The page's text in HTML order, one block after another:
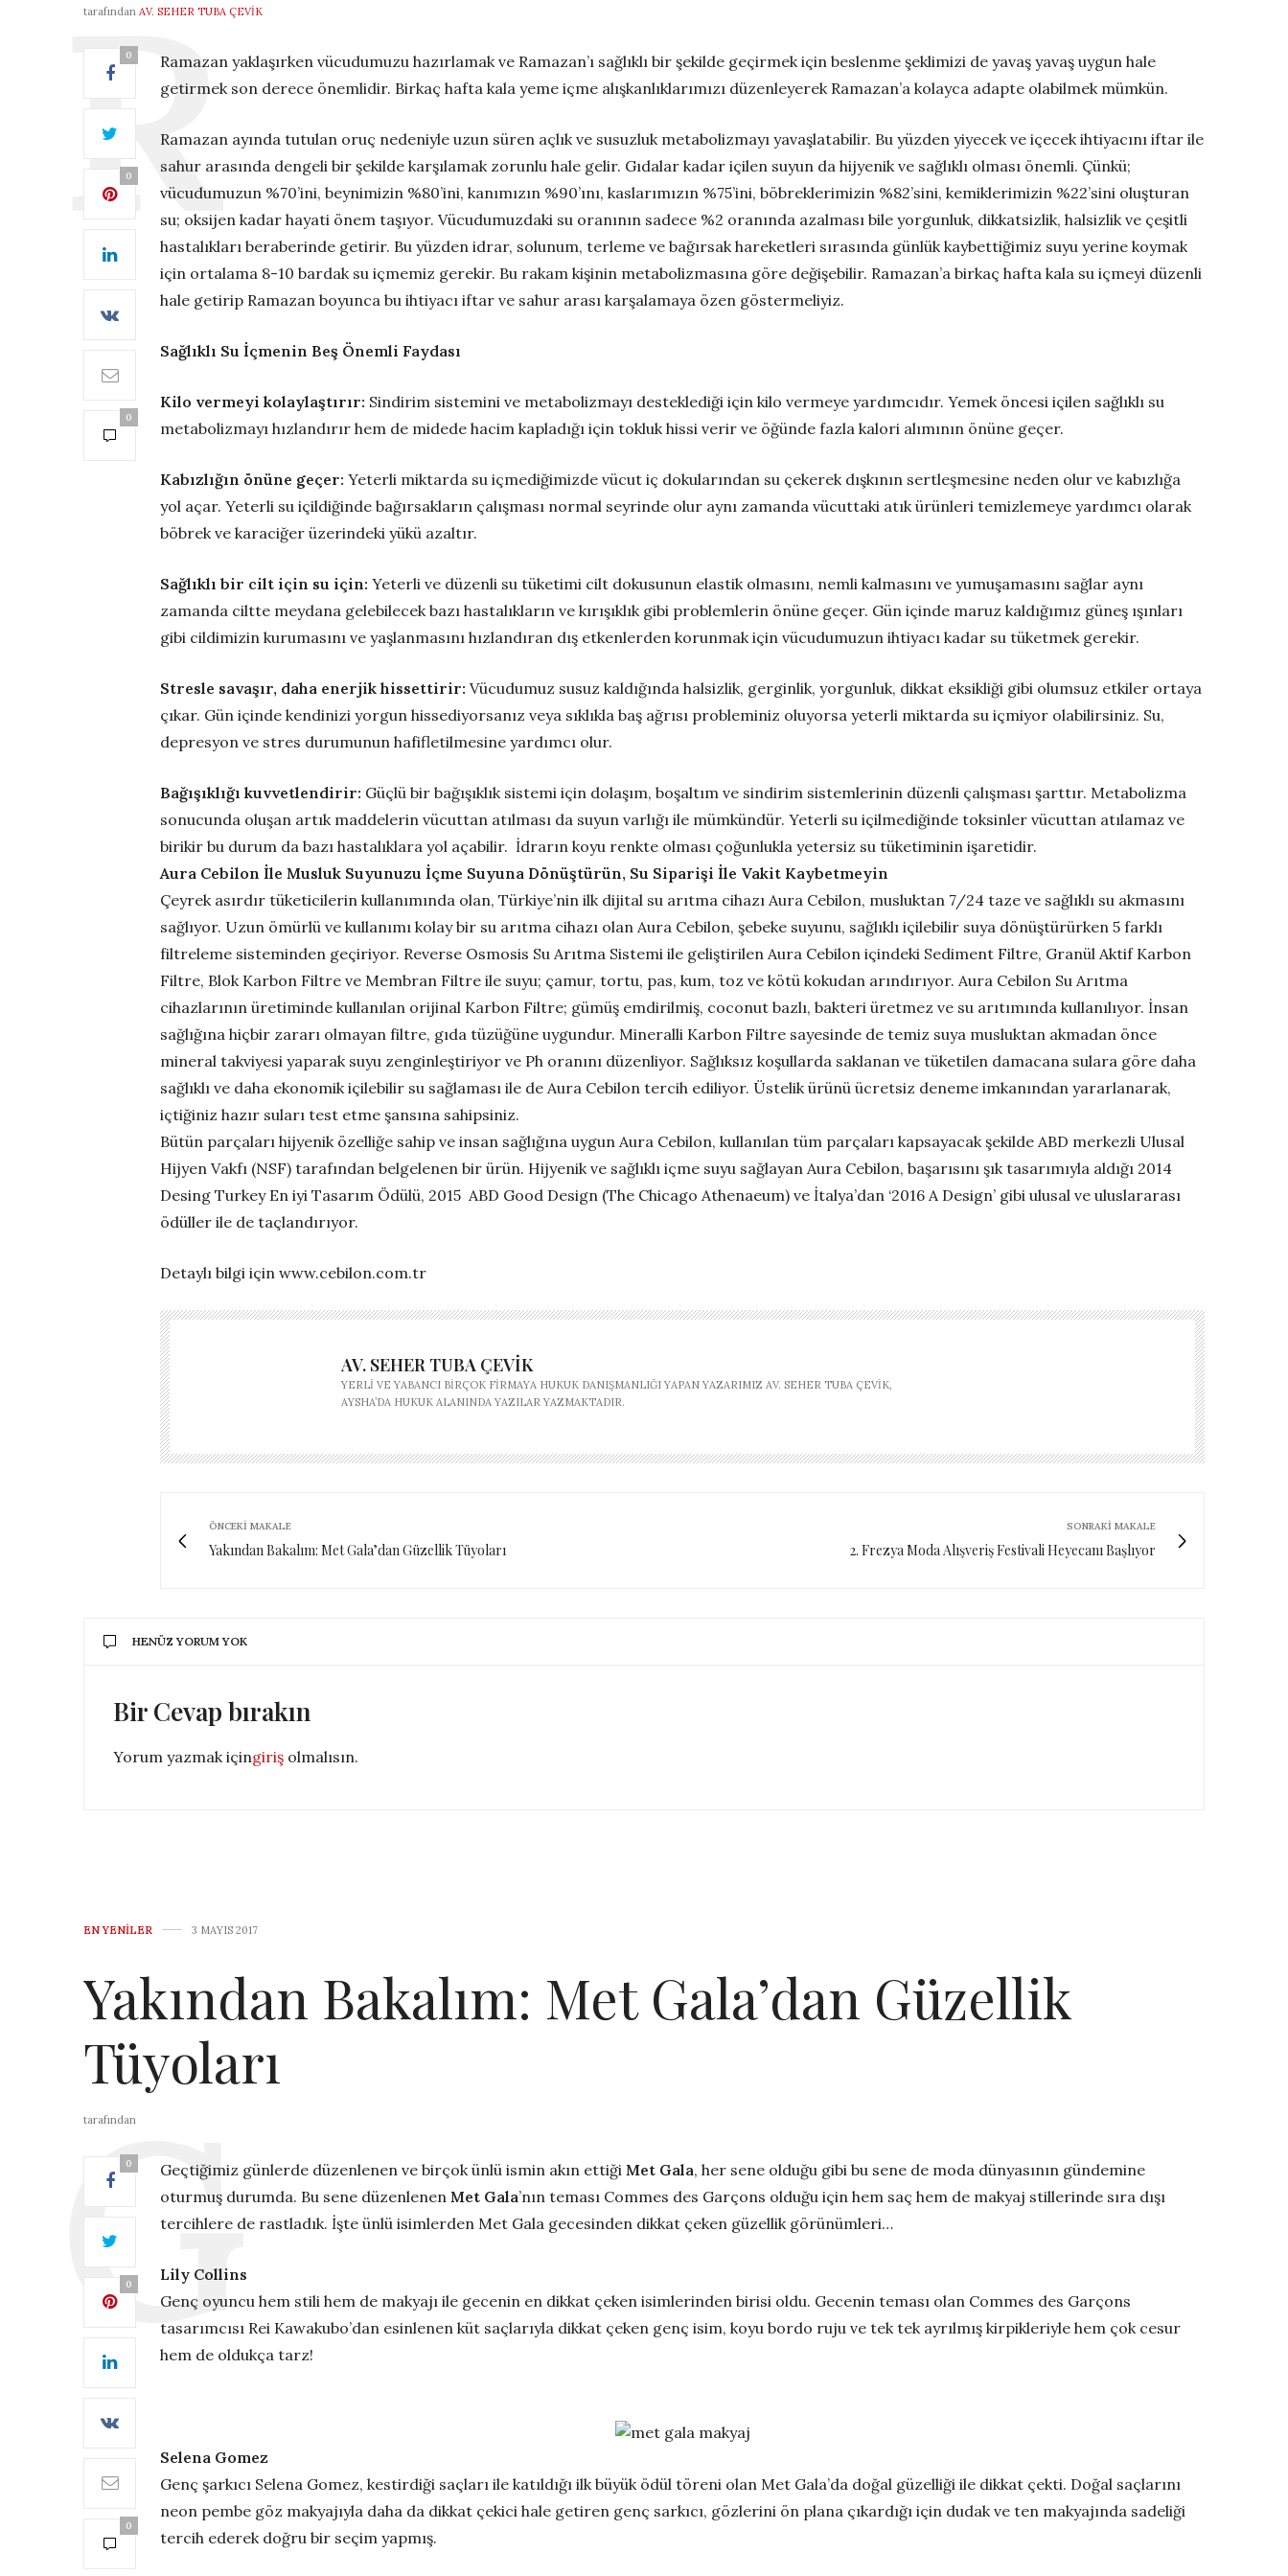
tarafından AV. SEHER TUBA ÇEVIK
0
0
0
Ramazan yaklaşırken vücudumuzu hazırlamak ve Ramazan’ı sağlıklı bir şekilde geçirmek için beslenme şeklimizi de yavaş yavaş uygun hale
getirmek son derece önemlidir. Birkaç hafta kala yeme içme alışkanlıklarımızı düzenleyerek Ramazan’a kolayca adapte olabilmek mümkün.
Ramazan ayında tutulan oruç nedeniyle uzun süren açlık ve susuzluk metabolizmayı yavaşlatabilir. Bu yüzden yiyecek ve içecek ihtiyacını iftar ile
sahur arasında dengeli bir şekilde karşılamak zorunlu hale gelir. Gıdalar kadar içilen suyun da hijyenik ve sağlıklı olması önemli. Çünkü;
vücudumuzun %70’ini, beynimizin %80’ini, kanımızın %90’ını, kaslarımızın %75’ini, böbreklerimizin %82’sini, kemiklerimizin %22’sini oluşturan
su; oksijen kadar hayati önem taşıyor. Vücudumuzdaki su oranının sadece %2 oranında azalması bile yorgunluk, dikkatsizlik, halsizlik ve çeşitli
hastalıkları beraberinde getirir. Bu yüzden idrar, solunum, terleme ve bağırsak hareketleri sırasında günlük kaybettiğimiz suyu yerine koymak
için ortalama 8-10 bardak su içmemiz gerekir. Bu rakam kişinin metabolizmasına göre değişebilir. Ramazan’a birkaç hafta kala su içmeyi düzenli
hale getirip Ramazan boyunca bu ihtiyacı iftar ve sahur arası karşalamaya özen göstermeliyiz.
Sağlıklı Su İçmenin Beş Önemli Faydası
Kilo vermeyi kolaylaştırır: Sindirim sistemini ve metabolizmayı desteklediği için kilo vermeye yardımcıdır. Yemek öncesi içilen sağlıklı su
metabolizmayı hızlandırır hem de midede hacim kapladığı için tokluk hissi verir ve öğünde fazla kalori alımının önüne geçer.
Kabızlığın önüne geçer: Yeterli miktarda su içmediğimizde vücut iç dokularından su çekerek dışkının sertleşmesine neden olur ve kabızlığa
yol açar. Yeterli su içildiğinde bağırsakların çalışması normal seyrinde olur aynı zamanda vücuttaki atık ürünleri temizlemeye yardımcı olarak
böbrek ve karaciğer üzerindeki yükü azaltır.
Sağlıklı bir cilt için su için: Yeterli ve düzenli su tüketimi cilt dokusunun elastik olmasını, nemli kalmasını ve yumuşamasını sağlar aynı
zamanda ciltte meydana gelebilecek bazı hastalıkların ve kırışıklık gibi problemlerin önüne geçer. Gün içinde maruz kaldığımız güneş ışınları
gibi cildimizin kurumasını ve yaşlanmasını hızlandıran dış etkenlerden korunmak için vücudumuzun ihtiyacı kadar su tüketmek gerekir.
Stresle savaşır, daha enerjik hissettirir: Vücudumuz susuz kaldığında halsizlik, gerginlik, yorgunluk, dikkat eksikliği gibi olumsuz etkiler ortaya
çıkar. Gün içinde kendinizi yorgun hissediyorsanız veya sıklıkla baş ağrısı probleminiz oluyorsa yeterli miktarda su içmiyor olabilirsiniz. Su,
depresyon ve stres durumunun hafifletilmesine yardımcı olur.
Bağışıklığı kuvvetlendirir: Güçlü bir bağışıklık sistemi için dolaşım, boşaltım ve sindirim sistemlerinin düzenli çalışması şarttır. Metabolizma
sonucunda oluşan artık maddelerin vücuttan atılması da suyun varlığı ile mümkündür. Yeterli su içilmediğinde toksinler vücuttan atılamaz ve
birikir bu durum da bazı hastalıklara yol açabilir. İdrarın koyu renkte olması çoğunlukla yetersiz su tüketiminin işaretidir.
Aura Cebilon İle Musluk Suyunuzu İçme Suyuna Dönüştürün, Su Siparişi İle Vakit Kaybetmeyin
Çeyrek asırdır tüketicilerin kullanımında olan, Türkiye’nin ilk dijital su arıtma cihazı Aura Cebilon, musluktan 7/24 taze ve sağlıklı su akmasını
sağlıyor. Uzun ömürlü ve kullanımı kolay bir su arıtma cihazı olan Aura Cebilon, şebeke suyunu, sağlıklı içilebilir suya dönüştürürken 5 farklı
filtreleme sisteminden geçiriyor. Reverse Osmosis Su Arıtma Sistemi ile geliştirilen Aura Cebilon içindeki Sediment Filtre, Granül Aktif Karbon
Filtre, Blok Karbon Filtre ve Membran Filtre ile suyu; çamur, tortu, pas, kum, toz ve kötü kokudan arındırıyor. Aura Cebilon Su Arıtma
cihazlarının üretiminde kullanılan orijinal Karbon Filtre; gümüş emdirilmiş, coconut bazlı, bakteri üretmez ve su arıtımında kullanılıyor. İnsan
sağlığına hiçbir zararı olmayan filtre, gıda tüzüğüne uygundur. Mineralli Karbon Filtre sayesinde de temiz suya musluktan akmadan önce
mineral takviyesi yaparak suyu zenginleştiriyor ve Ph oranını düzenliyor. Sağlıksız koşullarda saklanan ve tüketilen damacana sulara göre daha
sağlıklı ve daha ekonomik içilebilir su sağlaması ile de Aura Cebilon tercih ediliyor. Üstelik ürünü ücretsiz deneme imkanından yararlanarak,
içtiğiniz hazır suları test etme şansına sahipsiniz.
Bütün parçaları hijyenik özelliğe sahip ve insan sağlığına uygun Aura Cebilon, kullanılan tüm parçaları kapsayacak şekilde ABD merkezli Ulusal
Hijyen Vakfı (NSF) tarafından belgelenen bir ürün. Hijyenik ve sağlıklı içme suyu sağlayan Aura Cebilon, başarısını şık tasarımıyla aldığı 2014
Desing Turkey En iyi Tasarım Ödülü, 2015 ABD Good Design (The Chicago Athenaeum) ve İtalya’dan ‘2016 A Design’ gibi ulusal ve uluslararası
ödüller ile de taçlandırıyor.
Detaylı bilgi için www.cebilon.com.tr
AV. SEHER TUBA ÇEVIK
YERLI VE YABANCI BIRÇOK FIRMAYA HUKUK DANIŞMANLIĞI YAPAN YAZARIMIZ AV. SEHER TUBA ÇEVIK,
AYSHA’DA HUKUK ALANINDA YAZILAR YAZMAKTADIR.
ÖNCEKI MAKALE
Yakından Bakalım: Met Gala’dan Güzellik Tüyoları
SONRAKI MAKALE
2. Frezya Moda Alışveriş Festivali Heyecanı Başlıyor
HENÜZ YORUM YOK
Bir Cevap bırakın
Yorum yazmak içingiriş olmalısın.
EN YENILER 3 MAYIS 2017
Yakından Bakalım: Met Gala’dan Güzellik
Tüyoları
tarafından
0
0
0
Geçtiğimiz günlerde düzenlenen ve birçok ünlü ismin akın ettiği Met Gala, her sene olduğu gibi bu sene de moda dünyasının gündemine
oturmuş durumda. Bu sene düzenlenen Met Gala’nın teması Commes des Garçons olduğu için hem saç hem de makyaj stillerinde sıra dışı
tercihlere de rastladık. İşte ünlü isimlerden Met Gala gecesinden dikkat çeken güzellik görünümleri…
Lily Collins
Genç oyuncu hem stili hem de makyajı ile gecenin en dikkat çeken isimlerinden birisi oldu. Gecenin teması olan Commes des Garçons
tasarımcısı Rei Kawakubo’dan esinlenen küt saçlarıyla dikkat çeken genç isim, koyu bordo ruju ve tek tek ayrılmış kirpikleriyle hem çok cesur
hem de oldukça tarz!
Selena Gomez
Genç şarkıcı Selena Gomez, kestirdiği saçları ile katıldığı ilk büyük ödül töreni olan Met Gala’da doğal güzelliği ile dikkat çekti. Doğal saçlarını
neon pembe göz makyajıyla daha da dikkat çekici hale getiren genç sarkıcı, gözlerini ön plana çıkardığı için dudak ve ten makyajında sadeliği
tercih ederek doğru bir seçim yapmış.